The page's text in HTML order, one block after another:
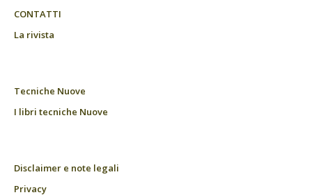
CONTATTI
La rivista
Tecniche Nuove
I libri tecniche Nuove
Disclaimer e note legali
Privacy